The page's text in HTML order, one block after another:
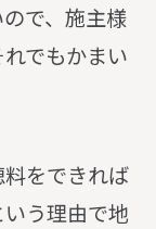
で、施主様
でもかまい
をできれば
う理由で地